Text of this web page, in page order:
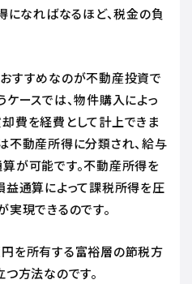
になればなるほど、税金の負
すすめなのが不動産投資で
ースでは、物件購入によっ
費を経費として計上できま
不動産所得に分類され、給与
が可能です。不動産所得を
益通算によって課税所得を圧
現できるのです。
を所有する富裕層の節税方
方法なのです。